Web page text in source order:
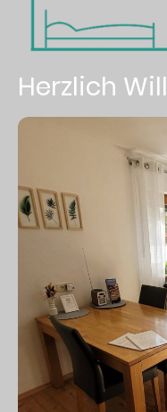
Herzlich